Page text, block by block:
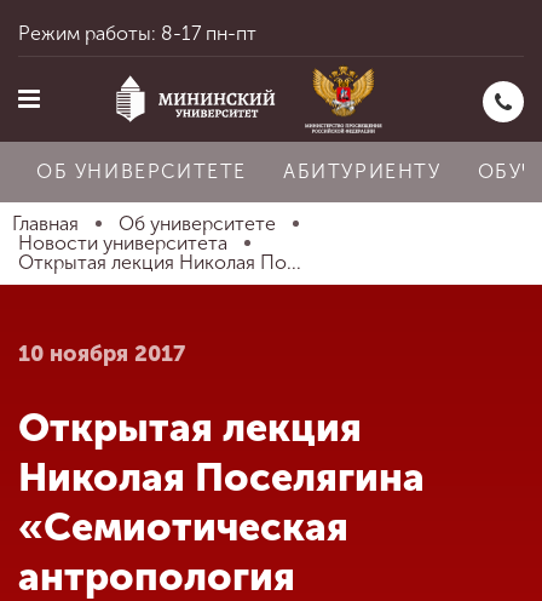
Главная
Абитуриенту
Обучение
Режим работы: 8-17 пн-пт
ОБ УНИВЕРСИТЕТЕ АБИТУРИЕНТУ
Главная
Об университете
Новости университета
Открытая лекция Николая По...
10 ноября 2017
Открытая лекция
Николая Поселягина
«Семиотическая
антропология